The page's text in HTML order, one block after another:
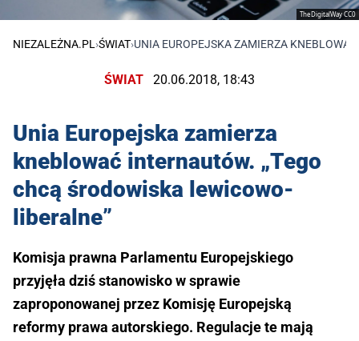
TheDigitalWay CC0
NIEZALEŻNA.PL ›ŚWIAT›UNIA EUROPEJSKA ZAMIERZA
ŚWIAT 20.06.2018, 18:43
Unia Europejska zamierza
kneblować internautów. „Tego
chcą środowiska lewicowo-
liberalne”
Komisja prawna Parlamentu Europejskiego
przyjęła dziś stanowisko w sprawie
zaproponowanej przez Komisję Europejską
reformy prawa autorskiego. Regulacje te mają